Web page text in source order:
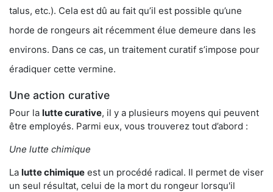
talus, etc.). Cela est dû au fait qu’il est possible qu’une
horde de rongeurs ait récemment élue demeure dans les
environs. Dans ce cas, un traitement curatif s’impose pour
éradiquer cette vermine.
Une action curative
Pour la lutte curative, il y a plusieurs moyens qui peuvent
être employés. Parmi eux, vous trouverez tout d’abord :
Une lutte chimique
La lutte chimique est un procédé radical. Il permet de viser
un seul résultat, celui de la mort du rongeur lorsqu'il